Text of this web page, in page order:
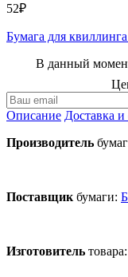
52₽
Бумага для
В данный
Описание Доставка и
Производитель
Поставщик бумаги:
Изготовитель товара: